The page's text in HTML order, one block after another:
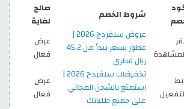
شروط الخصم
صالح
لغاية
عروض سلفردج 2026 |
عطور بسعر يبدأ من 45.2
ريال قطري
عرض
فعال
تخفيضات سلفردج 2026 |
استمتع بالشحن المجاني
على جميع طلباتك
عرض
فعال